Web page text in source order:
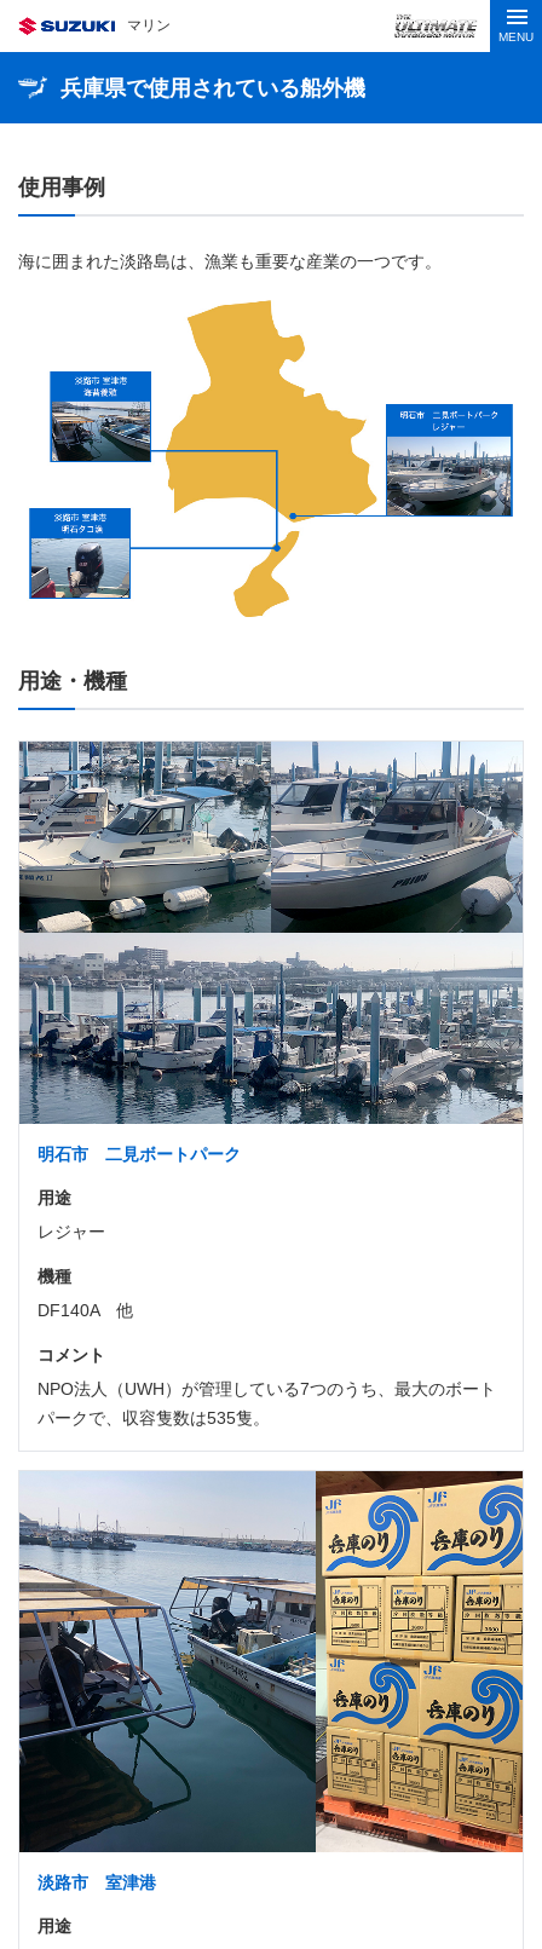
マリン
MENU
兵庫県で使用されている船外機
使用事例
海に囲まれた淡路島は、漁業も重要な産業の一つです。
用途・機種
明石市 二見ボートパーク
用途
レジャー
機種
DF140A 他
コメント
NPO法人（UWH）が管理している7つのうち、最大のボート
パークで、収容隻数は535隻。
淡路市 室津港
用途